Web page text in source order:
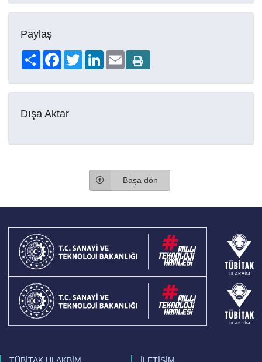
Paylaş
Share FacebookTwitterLinkedIn
Email
Dışa Aktar
Başa dön